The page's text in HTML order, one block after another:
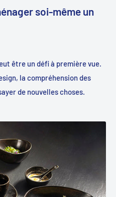
soi-même un
être un défi à première vue.
la compréhension des
de nouvelles choses.